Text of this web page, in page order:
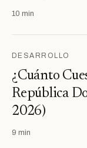
10 min
DESARROLLO
¿Cuánto
República
2026)
9 min